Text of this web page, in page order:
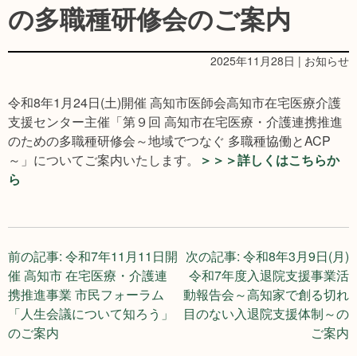
の多職種研修会のご案内
2025年11月28日 | お知らせ
令和8年1月24日(土)開催 高知市医師会高知市在宅医療介護
支援センター主催「第９回 高知市在宅医療・介護連携推進
のための多職種研修会～地域でつなぐ 多職種協働とACP
～」についてご案内いたします。
＞＞＞詳しくはこちらか
ら
投
稿
ナ
前の記事: 令和7年11月11日開
催 高知市 在宅医療・介護連
携推進事業 市民フォーラム
「人生会議について知ろう」
のご案内
次の記事: 令和8年3月9日(月)
令和7年度入退院支援事業活
動報告会～高知家で創る切れ
目のない入退院支援体制～の
ご案内